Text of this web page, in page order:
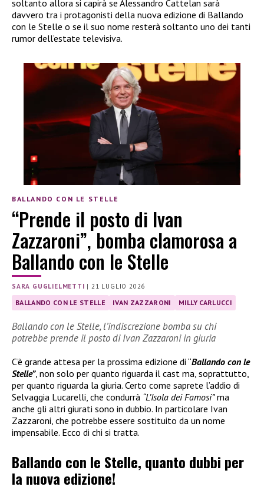
soltanto allora si capirà se Alessandro Cattelan sarà
davvero tra i protagonisti della nuova edizione di Ballando
con le Stelle o se il suo nome resterà soltanto uno dei tanti
rumor dell’estate televisiva.
BALLANDO CON LE STELLE
“Prende il posto di Ivan
Zazzaroni”, bomba clamorosa a
Ballando con le Stelle
SARA GUGLIELMETTI |21 LUGLIO 2026
BALLANDO CON LE STELLE IVAN ZAZZARONI MILLY CARLUCCI
Ballando con le Stelle, l’indiscrezione bomba su chi
potrebbe prende il posto di Ivan Zazzaroni in giuria
C’è grande attesa per la prossima edizione di “Ballando con le
Stelle”, non solo per quanto riguarda il cast ma, soprattutto,
per quanto riguarda la giuria. Certo come saprete l’addio di
Selvaggia Lucarelli, che condurrà “L’Isola dei Famosi”ma
anche gli altri giurati sono in dubbio. In particolare Ivan
Zazzaroni, che potrebbe essere sostituito da un nome
impensabile. Ecco di chi si tratta.
Ballando con le Stelle, quanto dubbi per
la nuova edizione!